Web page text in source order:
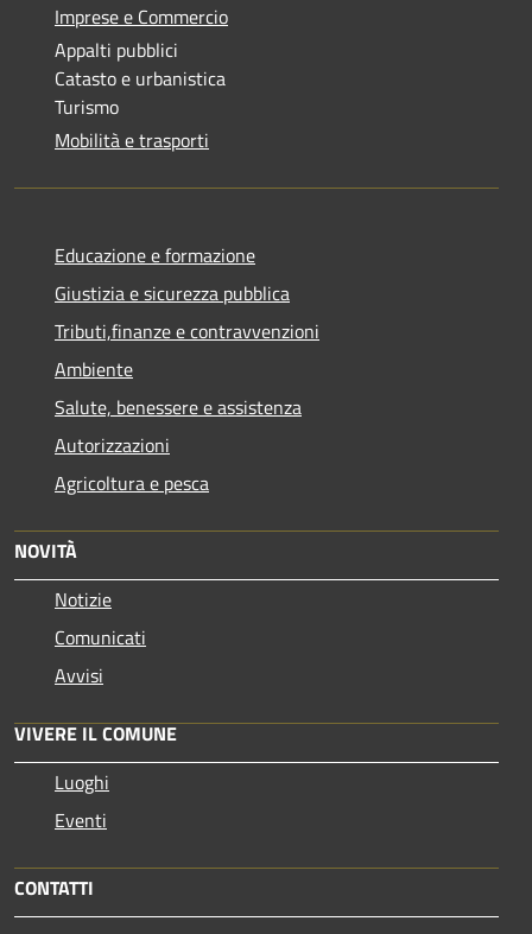
Imprese e Commercio
Appalti pubblici
Catasto e urbanistica
Turismo
Mobilità e trasporti
Educazione e formazione
Giustizia e sicurezza pubblica
Tributi,finanze e contravvenzioni
Ambiente
Salute, benessere e assistenza
Autorizzazioni
Agricoltura e pesca
NOVITÀ
Notizie
Comunicati
Avvisi
VIVERE IL COMUNE
Luoghi
Eventi
CONTATTI